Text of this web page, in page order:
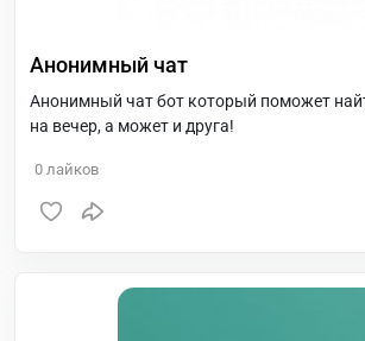
Анонимный чат
Анонимный чат бот который поможет
на вечер, а может и друга!
0 лайков